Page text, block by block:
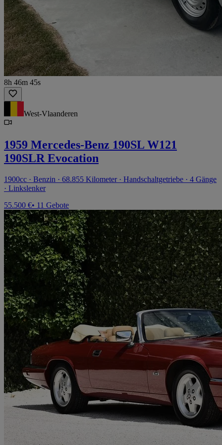
8h 46m 45s
West-Vlaanderen
1959 Mercedes-Benz 190SL W121
190SLR Evocation
1900cc · Benzin · 68.855 Kilometer · Handschaltgetriebe · 4 Gänge
· Linkslenker
55.500 €• 11 Gebote